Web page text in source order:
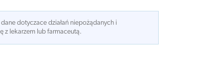
dotyczace działań niepożądanych i
z lekarzem lub farmaceutą.